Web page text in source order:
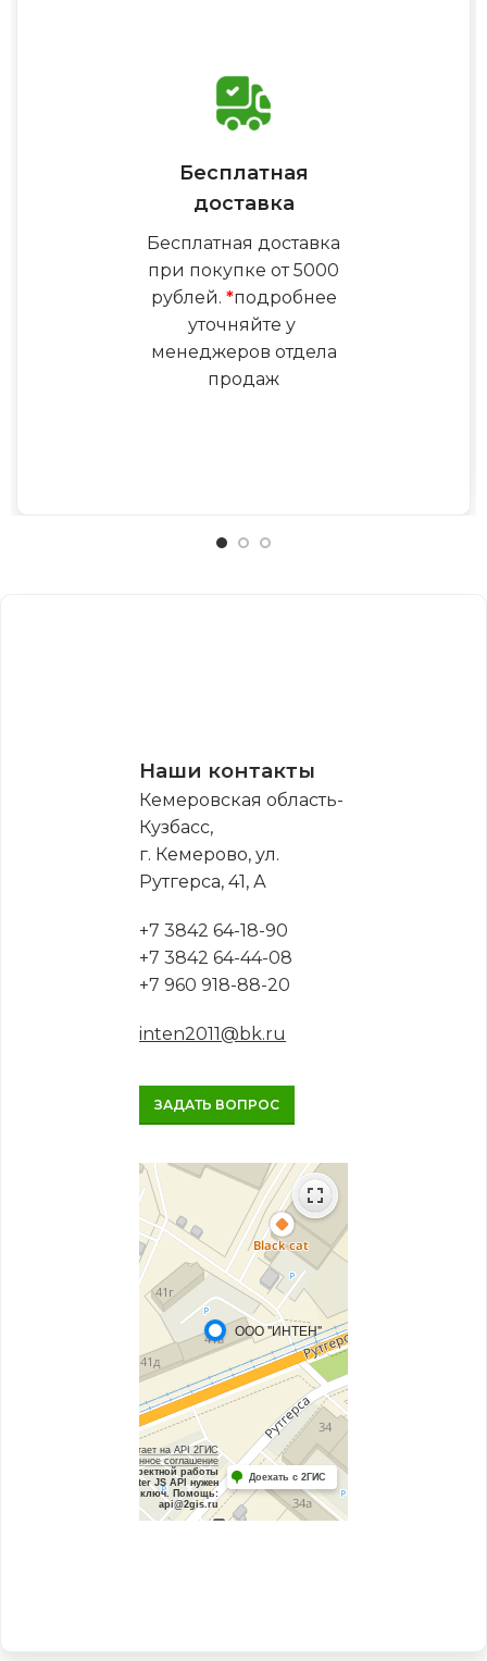
Бесплатная
доставка
Бесплатная доставка
при покупке от 5000
рублей. *подробнее
уточняйте у
менеджеров отдела
продаж
Наши контакты
Кемеровская область-
Кузбасс,
г. Кемерово, ул.
Рутгерса, 41, А
+7 3842 64-18-90
+7 3842 64-44-08
+7 960 918-88-20
inten2011@bk.ru
ЗАДАТЬ ВОПРОС